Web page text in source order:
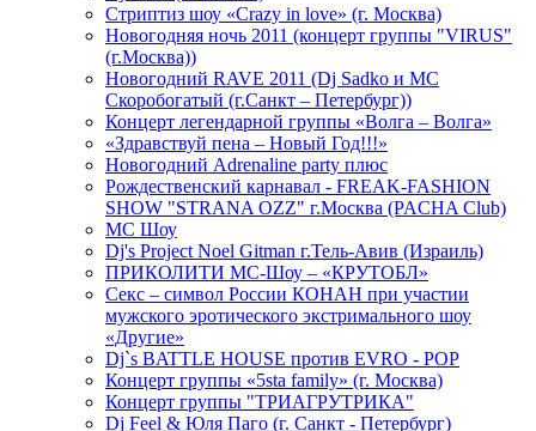
Стриптиз шоу «Crazy in love» (г. Москва)
Новогодняя ночь 2011 (концерт группы "VIRUS"
(г.Москва))
Новогодний RAVE 2011 (Dj Sadko и MC
Скоробогатый (г.Санкт – Петербург))
Концерт легендарной группы «Волга – Волга»
«Здравствуй пена – Новый Год!!!»
Новогодний Adrenaline party плюс
Рождественский карнавал - FREAK-FASHION
SHOW "STRANA OZZ" г.Москва (PACHA Club)
MC Шоу
Dj's Project Noel Gitman г.Тель-Авив (Израиль)
ПРИКОЛИТИ МС-Шоу – «КРУТОБЛ»
Секс – символ России КОНАН при участии
мужского эротического экстримального шоу
«Другие»
Dj`s BATTLE HOUSE против EVRO - POP
Концерт группы «5sta family» (г. Москва)
Концерт группы "ТРИАГРУТРИКА"
Dj Feel & Юля Паго (г. Санкт - Петербург)